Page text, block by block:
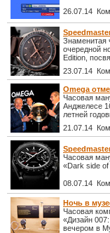
26.07.14
Знаменитая
очередной
Edition,
23.07.14
Omega
Часовая
Анджелесе
летней
21.07.14
Часовая
«Dark side of
08.07.14
Ночь в
Часовая
«Дизайн
вечером в